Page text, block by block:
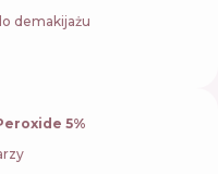
demakijażu
5%